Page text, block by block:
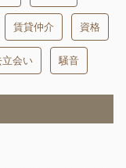
賃貸仲介 資格
立会い 騒音